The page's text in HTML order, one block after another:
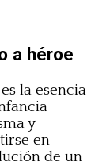
a héroe
la esencia
y
en
de un